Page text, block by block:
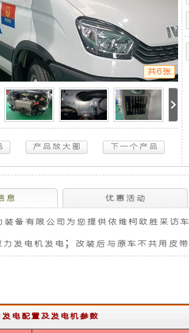
电
机
组
用
全
新
设
是
相
对
于
放
式
发
电
组
共6张
息 优惠活动
装备有限公司为您提供依维柯欧胜采访
力发电机发电；改装后与原车不共用皮
电配置及发电机参数